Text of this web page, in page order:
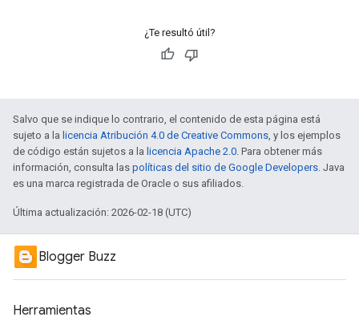
¿Te resultó útil?
Salvo que se indique lo contrario, el contenido de esta página está
sujeto a la licencia Atribución 4.0 de Creative Commons , y los ejemplos
de código están sujetos a la licencia Apache 2.0 . Para obtener más
información, consulta las políticas del sitio de Google Developers . Java
es una marca registrada de Oracle o sus afiliados.
Última actualización: 2026-02-18 (UTC)
Blogger Buzz
Herramientas